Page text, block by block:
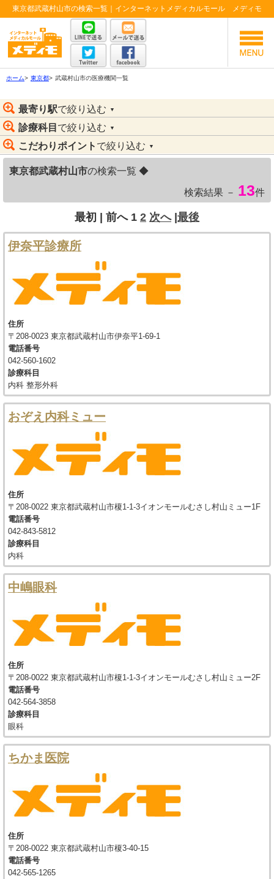
東京都武蔵村山市の検索一覧｜インターネットメディカルモール メディモ
ホーム> 東京都> 武蔵村山市の医療機関一覧
最寄り駅で絞り込む ▼
診療科目 で絞り込む ▼
こだわりポイント で絞り込む ▼
東京都武蔵村山市の検索一覧 ◆
検索結果 － 13件
最初 | 前へ 1 2 次へ|最後
伊奈平診療所
住所
〒208-0023 東京都武蔵村山市伊奈平1-69-1
電話番号
042-560-1602
診療科目
内科 整形外科
おぞえ内科ミュー
住所
〒208-0022 東京都武蔵村山市榎1-1-3イオンモールむさし村山ミュー1F
電話番号
042-843-5812
診療科目
内科
中嶋眼科
住所
〒208-0022 東京都武蔵村山市榎1-1-3イオンモールむさし村山ミュー2F
電話番号
042-564-3858
診療科目
眼科
ちかま医院
住所
〒208-0022 東京都武蔵村山市榎3-40-15
電話番号
042-565-1265